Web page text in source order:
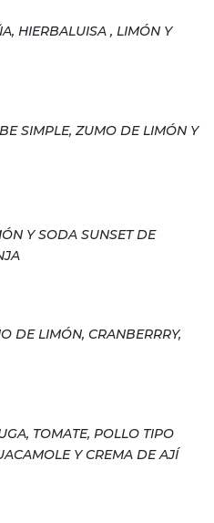
HIERBALUISA , LIMÓN Y
SIMPLE, ZUMO DE LIMÓN Y
Y SODA SUNSET DE
DE LIMÓN, CRANBERRRY,
TOMATE, POLLO TIPO
Y CREMA DE AJÍ